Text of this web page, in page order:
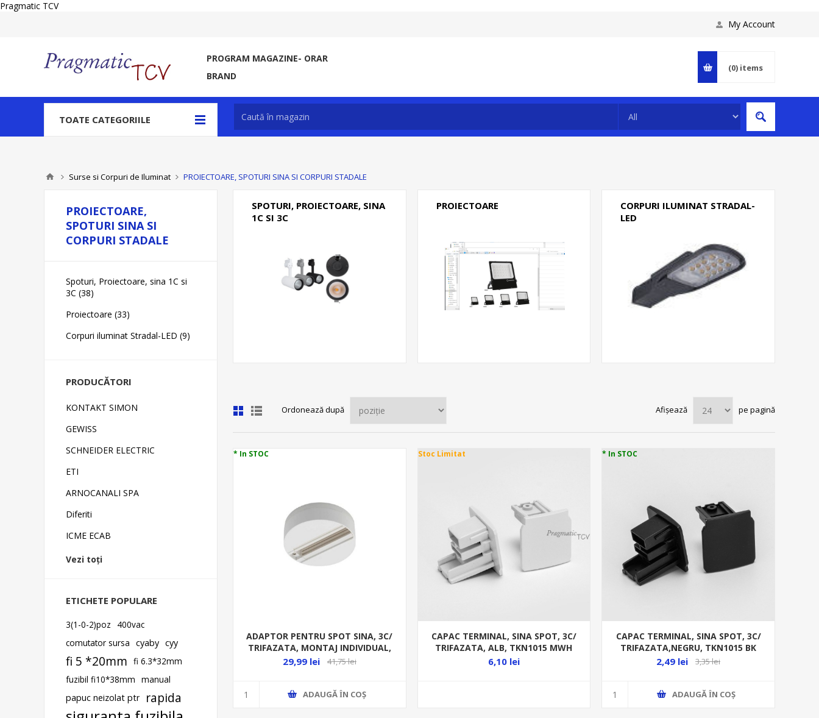
Pragmatic TCV
My Account
PROGRAM MAGAZINE- ORAR
BRAND
(0) items
TOATE CATEGORIILE
Surse si Corpuri de Iluminat PROIECTOARE, SPOTURI SINA SI CORPURI STADALE
SPOTURI, PROIECTOARE, SINA
1C SI 3C
PROIECTOARE
CORPURI ILUMINAT STRADAL-
LED
Ordonează după Afișează pe pagină
* In STOC
ADAPTOR PENTRU SPOT SINA, 3C/
TRIFAZATA, MONTAJ INDIVIDUAL,
ALB TKN1016 WH
29,99 lei 41,75 lei
ADAUGĂ ȊN COŞ
Stoc Limitat
CAPAC TERMINAL, SINA SPOT, 3C/
TRIFAZATA, ALB, TKN1015 MWH
6,10 lei
* In STOC
CAPAC TERMINAL, SINA SPOT, 3C/
TRIFAZATA,NEGRU, TKN1015 BK
2,49 lei 3,35 lei
ADAUGĂ ȊN COŞ
PROIECTOARE,
SPOTURI SINA SI
CORPURI STADALE
Spoturi, Proiectoare, sina 1C si
3C (38)
Proiectoare (33)
Corpuri iluminat Stradal-LED (9)
PRODUCĂTORI
KONTAKT SIMON
GEWISS
SCHNEIDER ELECTRIC
ETI
ARNOCANALI SPA
Diferiti
ICME ECAB
Vezi toți
ETICHETE POPULARE
3(1-0-2)poz
400vac
comutator sursa cyaby cyy
fi 5 *20mm fi 6.3*32mm
fuzibil fi10*38mm manual
papuc neizolat ptr
rapida